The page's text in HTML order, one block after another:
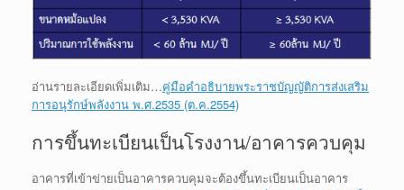
อ่านรายละเอียดเพิ่มเติม…คู่มือคำอธิบายพระราชบัญญัติการส่งเสริม
การอนุรักษ์พลังงาน พ.ศ.2535 (ต.ค.2554)
การขึ้นทะเบียนเป็นโรงงาน/อาคารควบคุม
อาคารที่เข้าข่ายเป็นอาคารควบคุมจะต้องขึ้นทะเบียนเป็นอาคาร